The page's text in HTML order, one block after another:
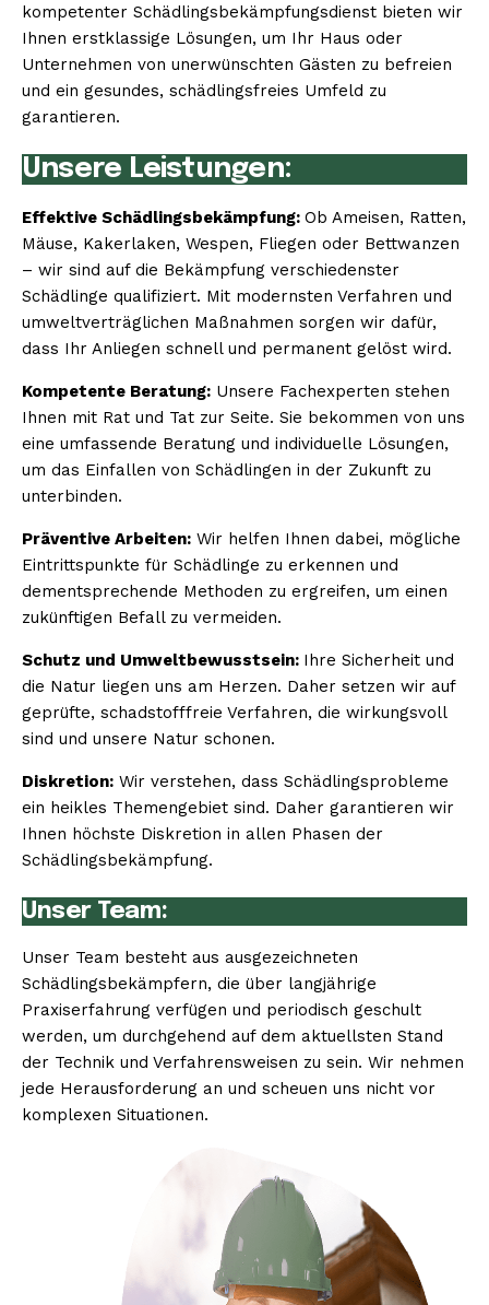
kompetenter Schädlingsbekämpfungsdienst bieten wir
Ihnen erstklassige Lösungen, um Ihr Haus oder
Unternehmen von unerwünschten Gästen zu befreien
und ein gesundes, schädlingsfreies Umfeld zu
garantieren.
Unsere Leistungen:
Effektive Schädlingsbekämpfung: Ob Ameisen, Ratten,
Mäuse, Kakerlaken, Wespen, Fliegen oder Bettwanzen
– wir sind auf die Bekämpfung verschiedenster
Schädlinge qualifiziert. Mit modernsten Verfahren und
umweltverträglichen Maßnahmen sorgen wir dafür,
dass Ihr Anliegen schnell und permanent gelöst wird.
Kompetente Beratung: Unsere Fachexperten stehen
Ihnen mit Rat und Tat zur Seite. Sie bekommen von uns
eine umfassende Beratung und individuelle Lösungen,
um das Einfallen von Schädlingen in der Zukunft zu
unterbinden.
Präventive Arbeiten: Wir helfen Ihnen dabei, mögliche
Eintrittspunkte für Schädlinge zu erkennen und
dementsprechende Methoden zu ergreifen, um einen
zukünftigen Befall zu vermeiden.
Schutz und Umweltbewusstsein: Ihre Sicherheit und
die Natur liegen uns am Herzen. Daher setzen wir auf
geprüfte, schadstofffreie Verfahren, die wirkungsvoll
sind und unsere Natur schonen.
Diskretion: Wir verstehen, dass Schädlingsprobleme
ein heikles Themengebiet sind. Daher garantieren wir
Ihnen höchste Diskretion in allen Phasen der
Schädlingsbekämpfung.
Unser Team:
Unser Team besteht aus ausgezeichneten
Schädlingsbekämpfern, die über langjährige
Praxiserfahrung verfügen und periodisch geschult
werden, um durchgehend auf dem aktuellsten Stand
der Technik und Verfahrensweisen zu sein. Wir nehmen
jede Herausforderung an und scheuen uns nicht vor
komplexen Situationen.